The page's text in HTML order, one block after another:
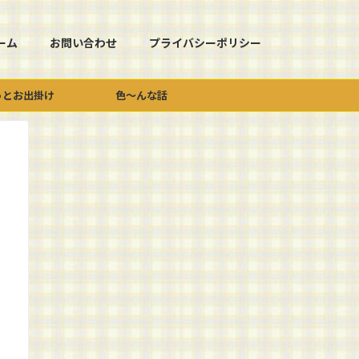
ム お問い合わせ プライバシーポリシー
お出掛け 色～んな話